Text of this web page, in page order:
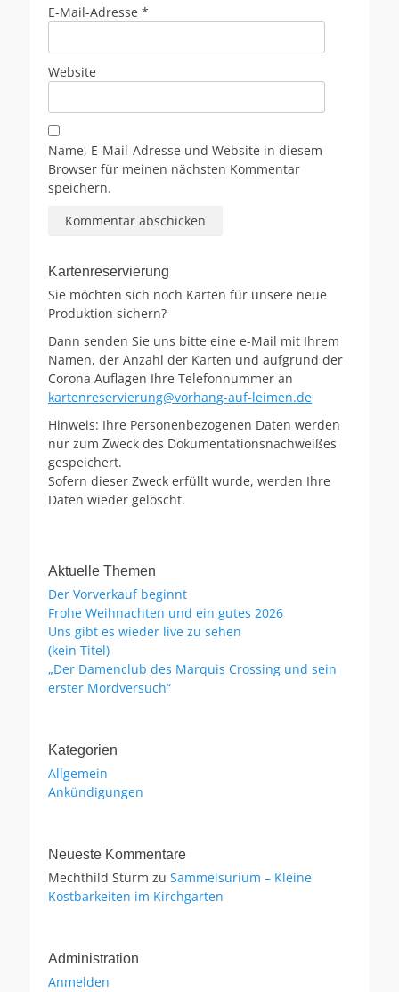
E-Mail-Adresse *
Website
Name, E-Mail-Adresse und Website in diesem
Browser für meinen nächsten Kommentar
speichern.
Kartenreservierung
Sie möchten sich noch Karten für unsere neue
Produktion sichern?
Dann senden Sie uns bitte eine e-Mail mit Ihrem
Namen, der Anzahl der Karten und aufgrund der
Corona Auflagen Ihre Telefonnummer an
kartenreservierung@vorhang-auf-leimen.de
Hinweis: Ihre Personenbezogenen Daten werden
nur zum Zweck des Dokumentationsnachweißes
gespeichert.
Sofern dieser Zweck erfüllt wurde, werden Ihre
Daten wieder gelöscht.
Aktuelle Themen
Der Vorverkauf beginnt
Frohe Weihnachten und ein gutes 2026
Uns gibt es wieder live zu sehen
(kein Titel)
„Der Damenclub des Marquis Crossing und sein
erster Mordversuch“
Kategorien
Allgemein
Ankündigungen
Neueste Kommentare
Mechthild Sturm zu Sammelsurium – Kleine
Kostbarkeiten im Kirchgarten
Administration
Anmelden